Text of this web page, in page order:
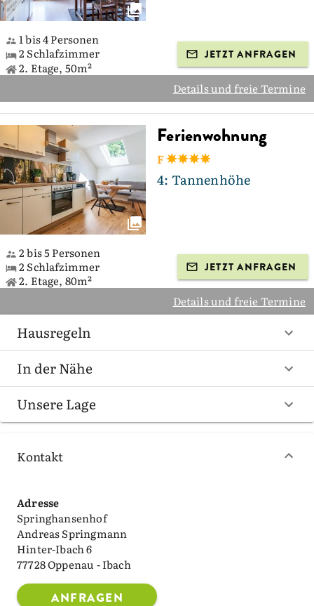
1 bis 4 Personen
2 Schlafzimmer
2. Etage, 50m²
JETZT ANFRAGEN
Details und freie Termine
Ferienwohnung
F
4: Tannenhöhe
2 bis 5 Personen
2 Schlafzimmer
2. Etage, 80m²
JETZT ANFRAGEN
Details und freie Termine
Hausregeln
In der Nähe
Unsere Lage
Kontakt
Adresse
Springhansenhof
Andreas Springmann
Hinter-Ibach 6
77728 Oppenau - Ibach
ANFRAGEN